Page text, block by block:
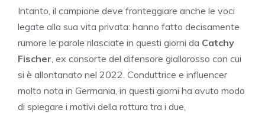
Intanto, il campione deve fronteggiare anche le voci
legate alla sua vita privata: hanno fatto decisamente
rumore le parole rilasciate in questi giorni da Catchy
Fischer , ex consorte del difensore giallorosso con cui
si è allontanato nel 2022. Conduttrice e influencer
molto nota in Germania, in questi giorni ha avuto modo
di spiegare i motivi della rottura tra i due,